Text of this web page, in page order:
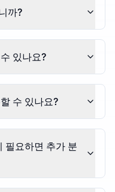
까?
있나요?
수 있나요?
필요하면 추가 분